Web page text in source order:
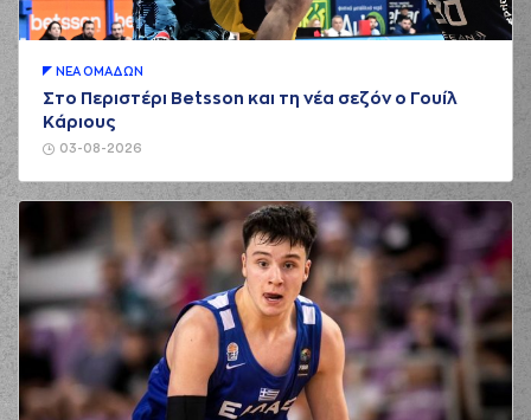
03-08-2026
ΝΕA ΟΜAΔΩΝ
Στο Περιστέρι Betsson και τη νέα σεζόν ο Γουίλ
Κάριους